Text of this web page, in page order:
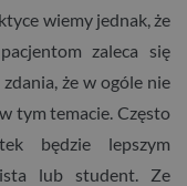
wiemy jednak, że
zaleca się
że w ogóle nie
tym temacie. Często
będzie lepszym
lub student. Ze